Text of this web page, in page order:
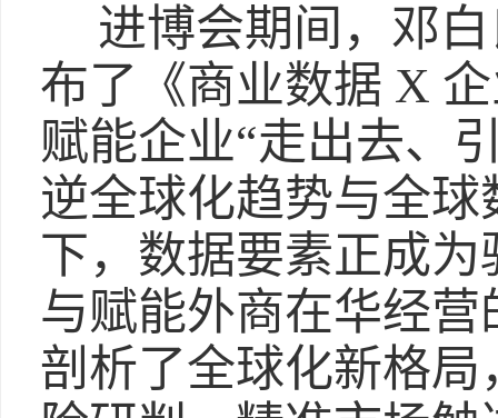
进博会期间，邓
布了《商业数据 X
赋能企业“走出去、
逆全球化趋势与全
下，数据要素正成
与赋能外商在华经
剖析了全球化新格